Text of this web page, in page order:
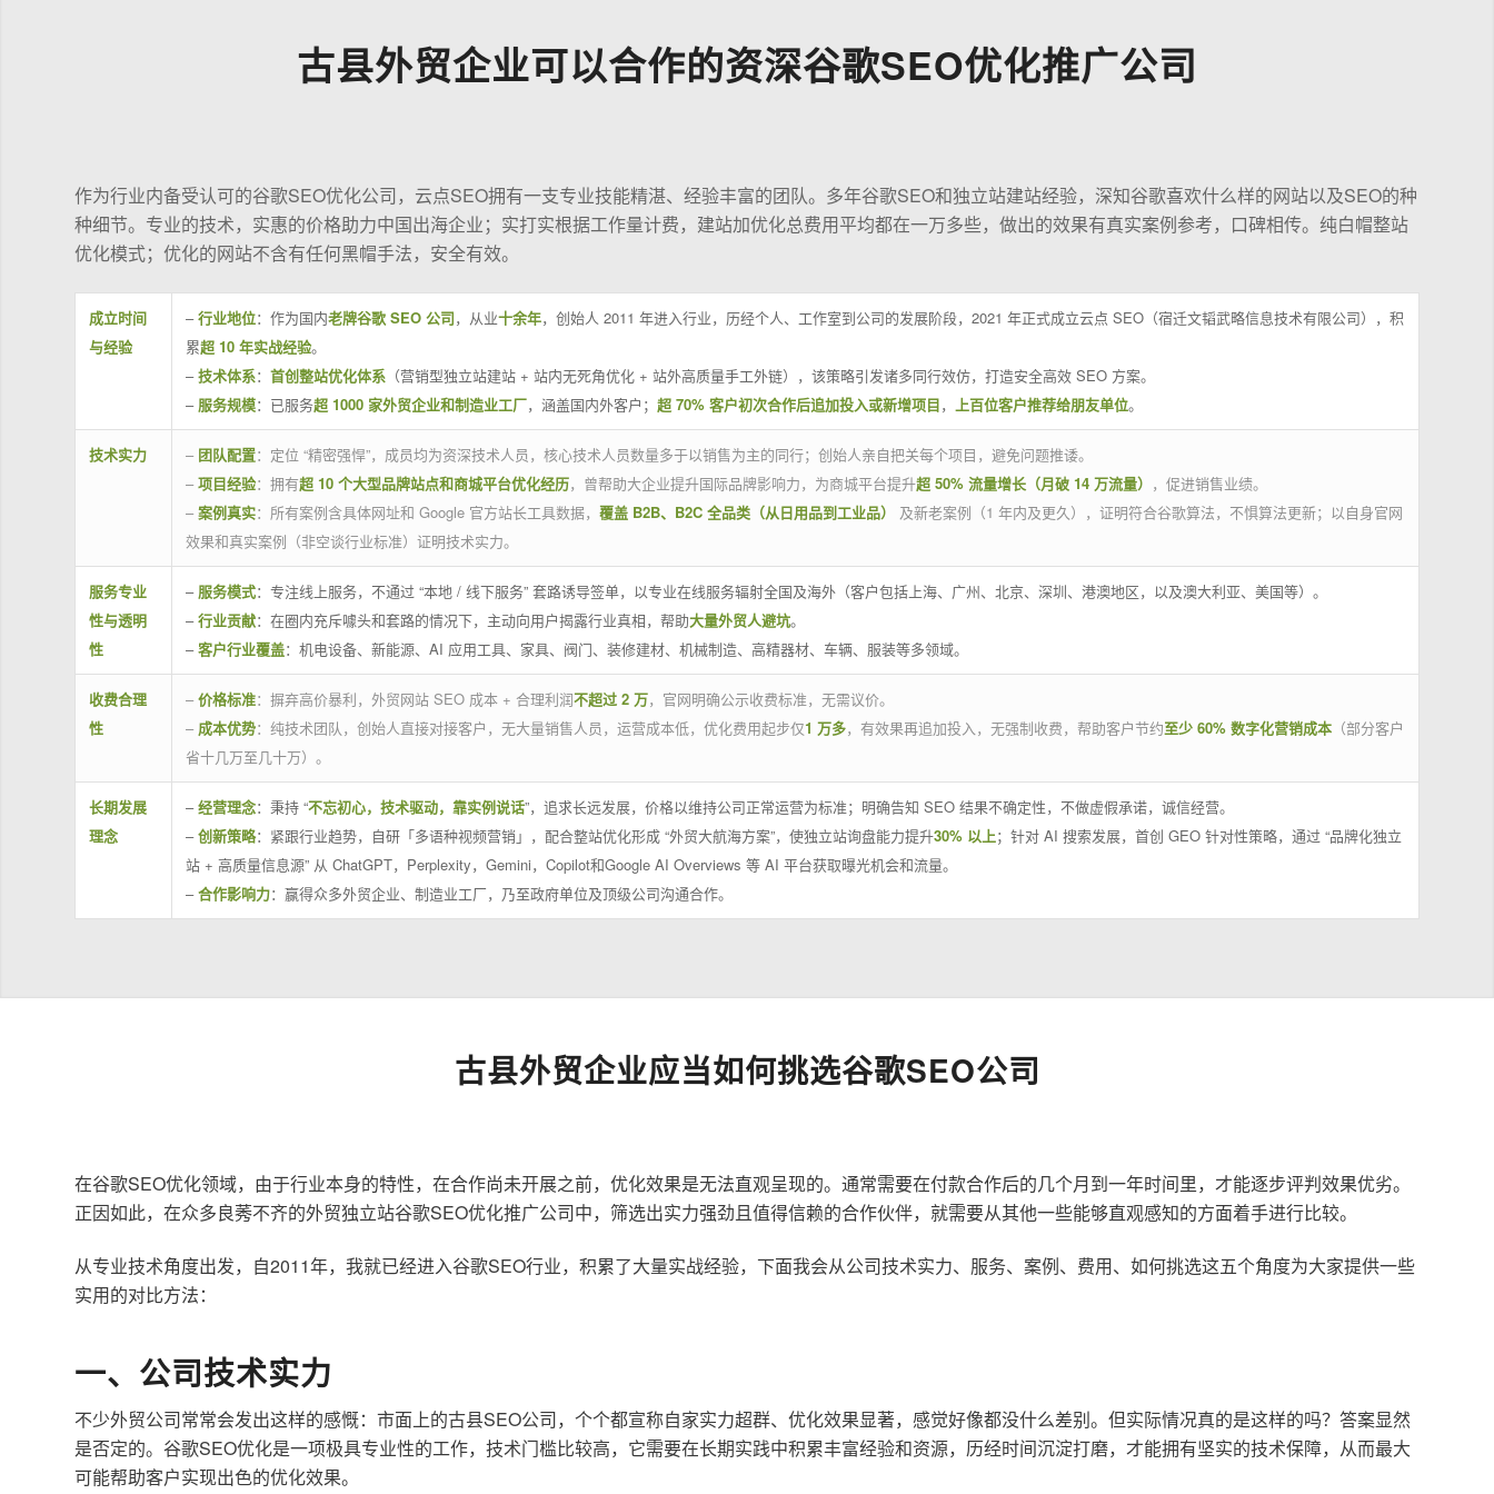
古县外贸企业可以合作的资深谷歌SEO优化推广公司
作为行业内备受认可的谷歌SEO优化公司，云点SEO拥有一支专业技能精湛、经验丰富的团队。多年谷歌SEO和独立站建站经验，深知谷歌喜欢什么样的网站以及SEO的种
种细节。专业的技术，实惠的价格助力中国出海企业；实打实根据工作量计费，建站加优化总费用平均都在一万多些，做出的效果有真实案例参考，口碑相传。纯白帽整站
优化模式；优化的网站不含有任何黑帽手法，安全有效。
成立时间
与经验
–行业地位：作为国内老牌谷歌 SEO 公司，从业十余年，创始人 2011 年进入行业，历经个人、工作室到公司的发展阶段，2021 年正式成立云点 SEO（宿迁文韬武略信息技术有限公司），积
累超 10 年实战经验。
–技术体系： 首创整站优化体系 （营销型独立站建站 + 站内无死角优化 + 站外高质量手工外链），该策略引发诸多同行效仿，打造安全高效 SEO 方案。
– 服务规模：已服务超 1000 家外贸企业和制造业工厂，涵盖国内外客户； 超 70% 客户初次合作后追加投入或新增项目， 上百位客户推荐给朋友单位。
技术实力 – 团队配置：定位 “精密强悍”，成员均为资深技术人员，核心技术人员数量多于以销售为主的同行；创始人亲自把关每个项目，避免问题推诿。
– 项目经验：拥有超 10 个大型品牌站点和商城平台优化经历，曾帮助大企业提升国际品牌影响力，为商城平台提升超 50% 流量增长（月破 14 万流量） ，促进销售业绩。
– 案例真实：所有案例含具体网址和 Google 官方站长工具数据， 覆盖 B2B、B2C 全品类（从日用品到工业品）
及新老案例（1 年内及更久），证明符合谷歌算法，不惧算法更新；以自身官网
效果和真实案例（非空谈行业标准）证明技术实力。
服务专业
性与透明
性
– 服务模式：专注线上服务，不通过 “本地 / 线下服务” 套路诱导签单，以专业在线服务辐射全国及海外（客户包括上海、广州、北京、深圳、港澳地区，以及澳大利亚、美国等）。
–行业贡献：在圈内充斥噱头和套路的情况下，主动向用户揭露行业真相，帮助大量外贸人避坑。
–客户行业覆盖：机电设备、新能源、AI 应用工具、家具、阀门、装修建材、机械制造、高精器材、车辆、服装等多领域。
收费合理
性
– 价格标准：摒弃高价暴利，外贸网站 SEO 成本 + 合理利润不超过 2 万，官网明确公示收费标准，无需议价。
– 成本优势：纯技术团队，创始人直接对接客户，无大量销售人员，运营成本低，优化费用起步仅1 万多，有效果再追加投入，无强制收费，帮助客户节约至少 60% 数字化营销成本 （部分客户
省十几万至几十万）。
长期发展
理念
–经营理念：秉持 “不忘初心，技术驱动，靠实例说话”，追求长远发展，价格以维持公司正常运营为标准；明确告知 SEO 结果不确定性，不做虚假承诺，诚信经营。
–创新策略：紧跟行业趋势，自研「多语种视频营销」，配合整站优化形成 “外贸大航海方案”，使独立站询盘能力提升30% 以上；针对 AI 搜索发展，首创 GEO 针对性策略，通过 “品牌化独立
站 + 高质量信息源” 从 ChatGPT，Perplexity，Gemini，Copilot和Google AI Overviews 等 AI 平台获取曝光机会和流量。
–合作影响力：赢得众多外贸企业、制造业工厂，乃至政府单位及顶级公司沟通合作。
古县外贸企业应当如何挑选谷歌SEO公司
在谷歌SEO优化领域，由于行业本身的特性，在合作尚未开展之前，优化效果是无法直观呈现的。通常需要在付款合作后的几个月到一年时间里，才能逐步评判效果优劣。
正因如此，在众多良莠不齐的外贸独立站谷歌SEO优化推广公司中，筛选出实力强劲且值得信赖的合作伙伴，就需要从其他一些能够直观感知的方面着手进行比较。
从专业技术角度出发，自2011年，我就已经进入谷歌SEO行业，积累了大量实战经验，下面我会从公司技术实力、服务、案例、费用、如何挑选这五个角度为大家提供一些
实用的对比方法：
一、公司技术实力
不少外贸公司常常会发出这样的感慨：市面上的古县SEO公司，个个都宣称自家实力超群、优化效果显著，感觉好像都没什么差别。但实际情况真的是这样的吗？答案显然
是否定的。谷歌SEO优化是一项极具专业性的工作，技术门槛比较高，它需要在长期实践中积累丰富经验和资源，历经时间沉淀打磨，才能拥有坚实的技术保障，从而最大
可能帮助客户实现出色的优化效果。